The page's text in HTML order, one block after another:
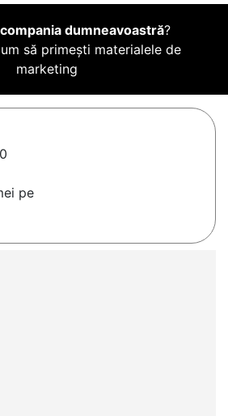
dumneavoastră?
să primești materialele de
marketing
pe